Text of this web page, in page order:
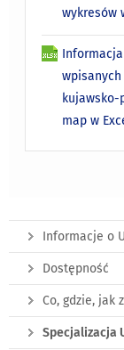
wykresów
wpisanych
kujawsko-
map w
Informacje o
Dostępność
Co, gdzie, jak
Specjalizacja